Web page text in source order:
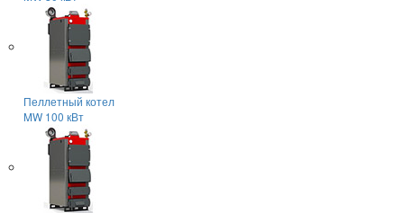
Пеллетный котел
MW 100 кВт